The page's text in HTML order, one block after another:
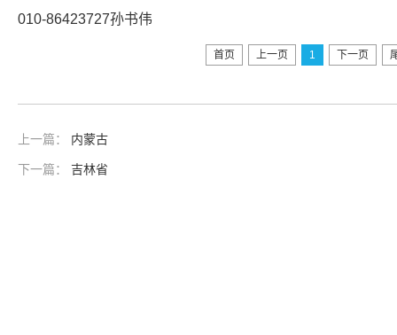
010-86423727孙书伟
首页 上一页 1 下一页
上一篇： 内蒙古
下一篇： 吉林省